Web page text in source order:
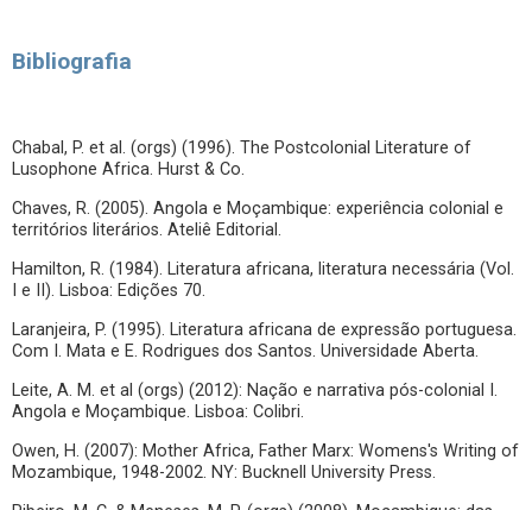
Bibliografia
Chabal, P. et al. (orgs) (1996). The Postcolonial Literature of
Lusophone Africa. Hurst & Co.
Chaves, R. (2005). Angola e Moçambique: experiência colonial e
territórios literários. Ateliê Editorial.
Hamilton, R. (1984). Literatura africana, literatura necessária (Vol.
I e II). Lisboa: Edições 70.
Laranjeira, P. (1995). Literatura africana de expressão portuguesa.
Com I. Mata e E. Rodrigues dos Santos. Universidade Aberta.
Leite, A. M. et al (orgs) (2012): Nação e narrativa pós-colonial I.
Angola e Moçambique. Lisboa: Colibri.
Owen, H. (2007): Mother Africa, Father Marx: Womens's Writing of
Mozambique, 1948-2002. NY: Bucknell University Press.